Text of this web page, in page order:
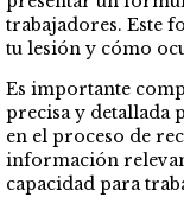
trabajadores. Este
tu lesión y cómo
Es importante
precisa y detallada
en el proceso de
información
capacidad para